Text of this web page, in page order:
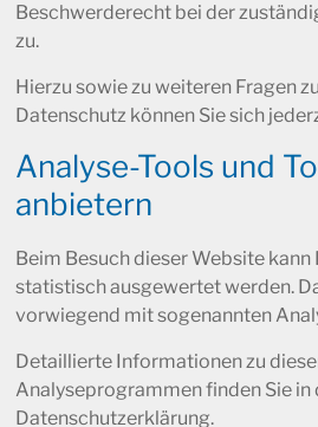
Beschwerderecht bei der
zu.
Hierzu sowie zu weiteren Fragen
Datenschutz können Sie sich
Analyse-Tools und
anbietern
Beim Besuch dieser Website kann
statistisch ausgewertet werden.
vorwiegend mit sogenannten
Detaillierte Informationen zu
Analyseprogrammen finden Sie
Datenschutzerklärung.